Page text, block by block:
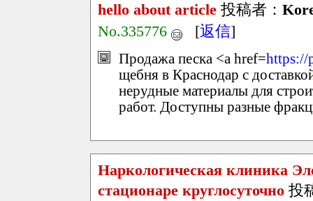
hello about article 投稿者：
No.335776
[返信]
Продажа песка <a href=https://
щебня в Краснодар с
нерудные материалы для
работ. Доступны разные
Наркологическая клиника
стационаре круглосуточно 投